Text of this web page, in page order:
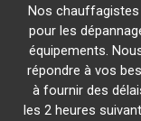
Nos chauffagistes
pour les
équipements.
répondre à vos
à fournir des
les 2 heures